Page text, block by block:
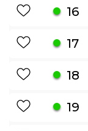
16
17
18
19